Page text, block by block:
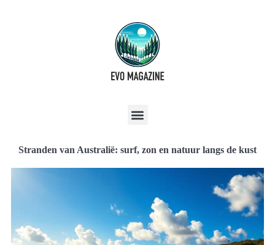
Stranden van Australië: surf, zon en natuur langs de kust